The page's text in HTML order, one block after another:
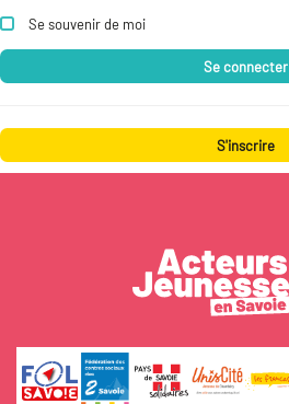
Se souvenir de moi
Se connecter
S'inscrire